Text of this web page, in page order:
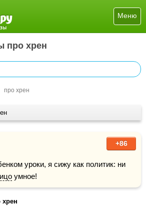
Меню
про хрен
про хрен
+86
уроки, я сижу как политик: ни
умное!
хрен